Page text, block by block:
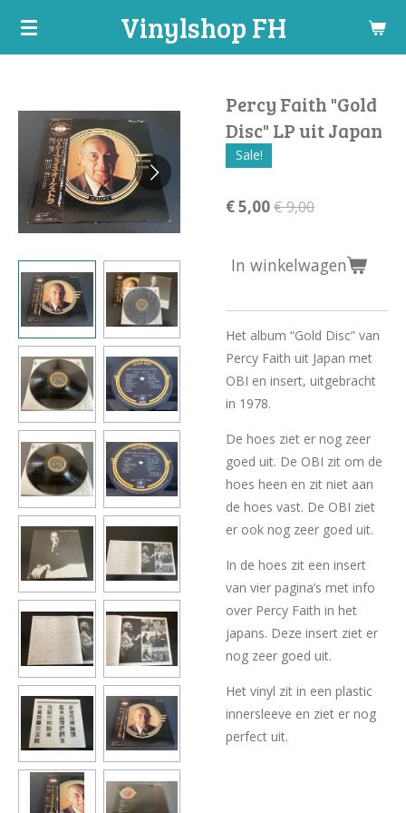
Ga
hoofdinhoud
Vinylshop FH
Percy Faith "Gold
Disc" LP uit Japan
Sale!
€ 5,00€ 9,00
In winkelwagen
Het album “Gold Disc” van
Percy Faith uit Japan met
OBI en insert, uitgebracht
in 1978.
De hoes ziet er nog zeer
goed uit. De OBI zit om de
hoes heen en zit niet aan
de hoes vast. De OBI ziet
er ook nog zeer goed uit.
In de hoes zit een insert
van vier pagina’s met info
over Percy Faith in het
japans. Deze insert ziet er
nog zeer goed uit.
Het vinyl zit in een plastic
innersleeve en ziet er nog
perfect uit.